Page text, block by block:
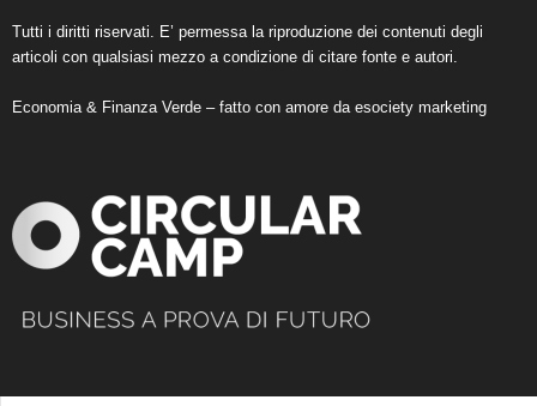
Tutti i diritti riservati. E’ permessa la riproduzione dei contenuti degli
articoli con qualsiasi mezzo a condizione di citare fonte e autori.
Economia & Finanza Verde – fatto con amore da esociety marketing